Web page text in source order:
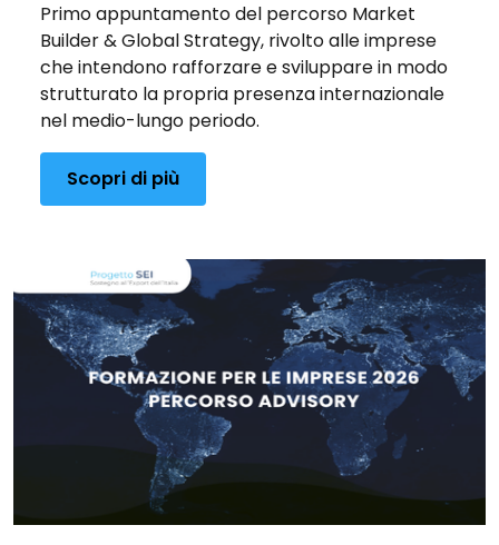
Primo appuntamento del percorso Market
Builder & Global Strategy, rivolto alle imprese
che intendono rafforzare e sviluppare in modo
strutturato la propria presenza internazionale
nel medio-lungo periodo.
Scopri di più